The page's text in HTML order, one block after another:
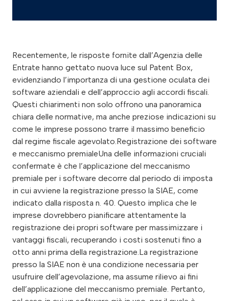
Recentemente, le risposte fornite dall’Agenzia delle
Entrate hanno gettato nuova luce sul Patent Box,
evidenziando l’importanza di una gestione oculata dei
software aziendali e dell’approccio agli accordi fiscali.
Questi chiarimenti non solo offrono una panoramica
chiara delle normative, ma anche preziose indicazioni su
come le imprese possono trarre il massimo beneficio
dal regime fiscale agevolato.Registrazione dei software
e meccanismo premialeUna delle informazioni cruciali
confermate è che l’applicazione del meccanismo
premiale per i software decorre dal periodo di imposta
in cui avviene la registrazione presso la SIAE, come
indicato dalla risposta n. 40. Questo implica che le
imprese dovrebbero pianificare attentamente la
registrazione dei propri software per massimizzare i
vantaggi fiscali, recuperando i costi sostenuti fino a
otto anni prima della registrazione.La registrazione
presso la SIAE non è una condizione necessaria per
usufruire dell’agevolazione, ma assume rilievo ai fini
dell’applicazione del meccanismo premiale. Pertanto,